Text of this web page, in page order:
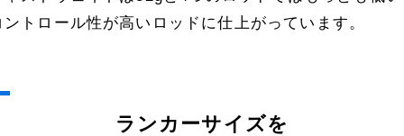
トロール性が高いロッドに仕上がっています。
ランカーサイズを